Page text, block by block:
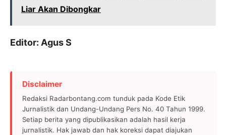
Liar Akan Dibongkar
Editor: Agus S
Disclaimer
Redaksi Radarbontang.com tunduk pada Kode Etik
Jurnalistik dan Undang-Undang Pers No. 40 Tahun 1999.
Setiap berita yang dipublikasikan adalah hasil kerja
jurnalistik. Hak jawab dan hak koreksi dapat diajukan